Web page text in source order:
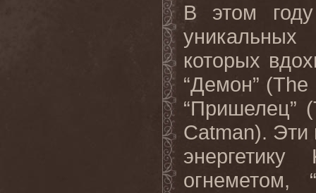
В этом
которых
“Демон” (The
“Пришелец”
Catman).
огнеметом,